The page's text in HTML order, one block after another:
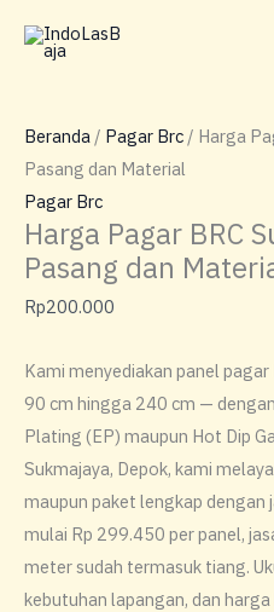
Beranda / Pagar Brc / Harga
Pasang dan Material
Pagar Brc
Harga Pagar BRC
Pasang dan
Rp200.000
Kami menyediakan panel
90 cm hingga 240 cm —
Plating (EP) maupun Hot Dip
Sukmajaya, Depok, kami
maupun paket lengkap dengan
mulai Rp 299.450 per panel,
meter sudah termasuk tiang.
kebutuhan lapangan, dan